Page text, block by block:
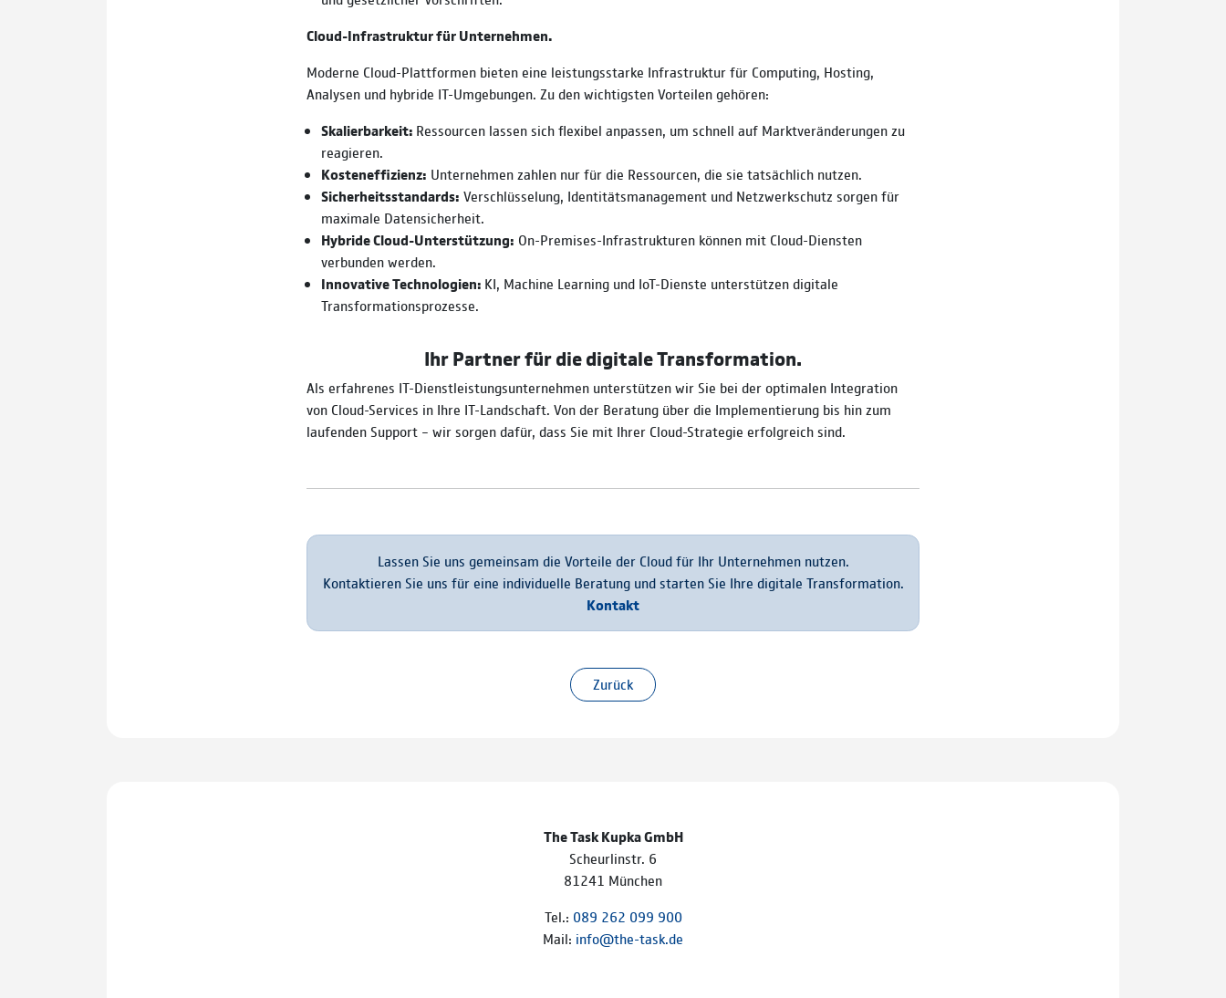
Cloud-Infrastruktur für Unternehmen.
Moderne Cloud-Plattformen bieten eine leistungsstarke Infrastruktur für Computing, Hosting,
Analysen und hybride IT-Umgebungen. Zu den wichtigsten Vorteilen gehören:
Skalierbarkeit: Ressourcen lassen sich flexibel anpassen, um schnell auf Marktveränderungen zu
reagieren.
Kosteneffizienz: Unternehmen zahlen nur für die Ressourcen, die sie tatsächlich nutzen.
Sicherheitsstandards: Verschlüsselung, Identitätsmanagement und Netzwerkschutz sorgen für
maximale Datensicherheit.
Hybride Cloud-Unterstützung: On-Premises-Infrastrukturen können mit Cloud-Diensten
verbunden werden.
Innovative Technologien: KI, Machine Learning und IoT-Dienste unterstützen digitale
Transformationsprozesse.
Ihr Partner für die digitale Transformation.
Als erfahrenes IT-Dienstleistungsunternehmen unterstützen wir Sie bei der optimalen Integration
von Cloud-Services in Ihre IT-Landschaft. Von der Beratung über die Implementierung bis hin zum
laufenden Support – wir sorgen dafür, dass Sie mit Ihrer Cloud-Strategie erfolgreich sind.
Lassen Sie uns gemeinsam die Vorteile der Cloud für Ihr Unternehmen nutzen.
Kontaktieren Sie uns für eine individuelle Beratung und starten Sie Ihre digitale Transformation.
Kontakt
Zurück
The Task Kupka GmbH
Scheurlinstr. 6
81241 München
Tel.: 089 262 099 900
Mail: info@the-task.de